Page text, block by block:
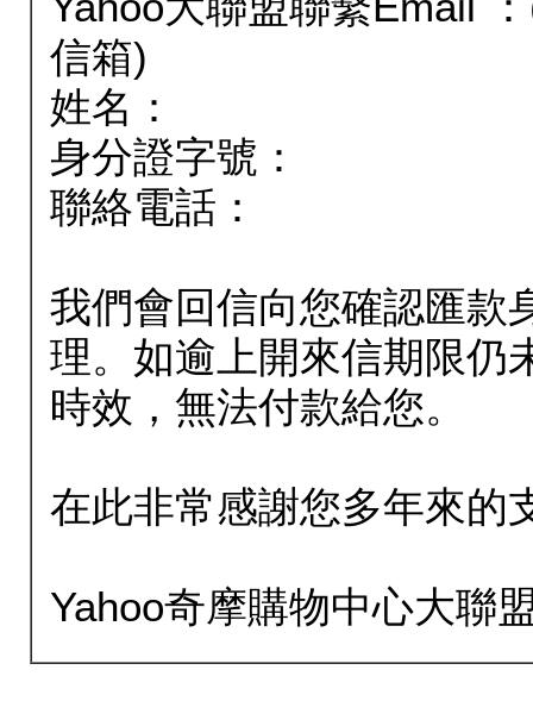
信箱)
姓名：
身分證字號：
聯絡電話：
我們會回信向您確認匯款
理。如逾上開來信期限仍
時效，無法付款給您。
在此非常感謝您多年來的
Yahoo奇摩購物中心大